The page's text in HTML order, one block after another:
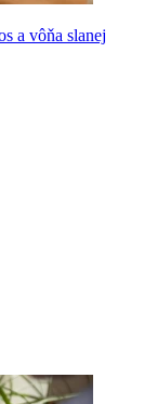
a vôňa slanej